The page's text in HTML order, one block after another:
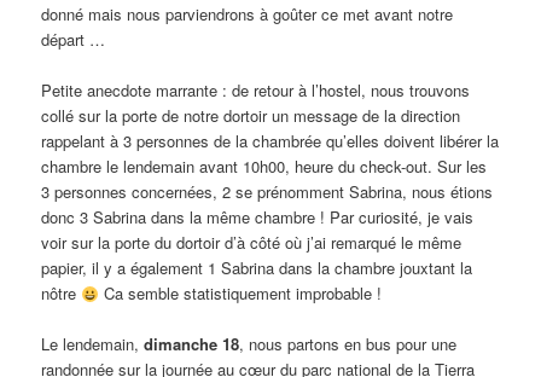
donné mais nous parviendrons à goûter ce met avant notre
départ …
Petite anecdote marrante : de retour à l’hostel, nous trouvons
collé sur la porte de notre dortoir un message de la direction
rappelant à 3 personnes de la chambrée qu’elles doivent libérer la
chambre le lendemain avant 10h00, heure du check-out. Sur les
3 personnes concernées, 2 se prénomment Sabrina, nous étions
donc 3 Sabrina dans la même chambre ! Par curiosité, je vais
voir sur la porte du dortoir d’à côté où j’ai remarqué le même
papier, il y a également 1 Sabrina dans la chambre jouxtant la
nôtre
Ca semble statistiquement improbable !
Le lendemain,dimanche 18, nous partons en bus pour une
randonnée sur la journée au cœur du parc national de la Tierra